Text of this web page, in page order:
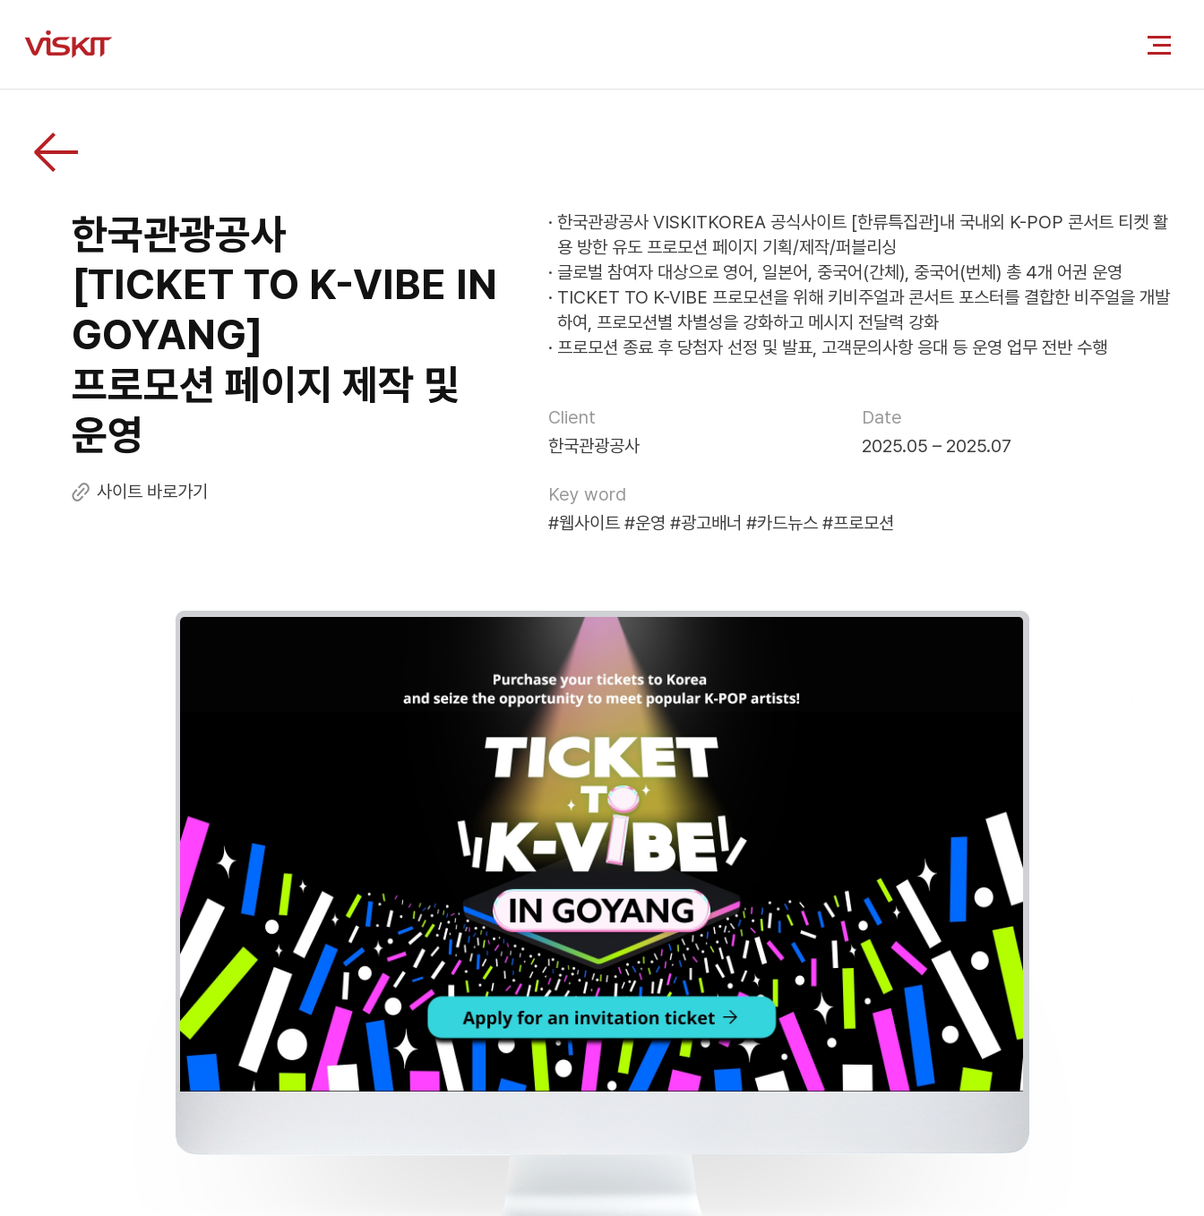
한국관광공사
[TICKET TO K-VIBE IN
GOYANG]
프로모션 페이지 제작 및
운영
사이트 바로가기
· 한국관광공사 VISKITKOREA 공식사이트 [한류특집관]내 국내외 K-POP 콘서트 티켓 활
용 방한 유도 프로모션 페이지 기획/제작/퍼블리싱
· 글로벌 참여자 대상으로 영어, 일본어, 중국어(간체), 중국어(번체) 총 4개 어권 운영
· TICKET TO K-VIBE 프로모션을 위해 키비주얼과 콘서트 포스터를 결합한 비주얼을 개발
하여, 프로모션별 차별성을 강화하고 메시지 전달력 강화
· 프로모션 종료 후 당첨자 선정 및 발표, 고객문의사항 응대 등 운영 업무 전반 수행
Client
한국관광공사
Date
2025.05 – 2025.07
Key word
#웹사이트 #운영 #광고배너 #카드뉴스 #프로모션